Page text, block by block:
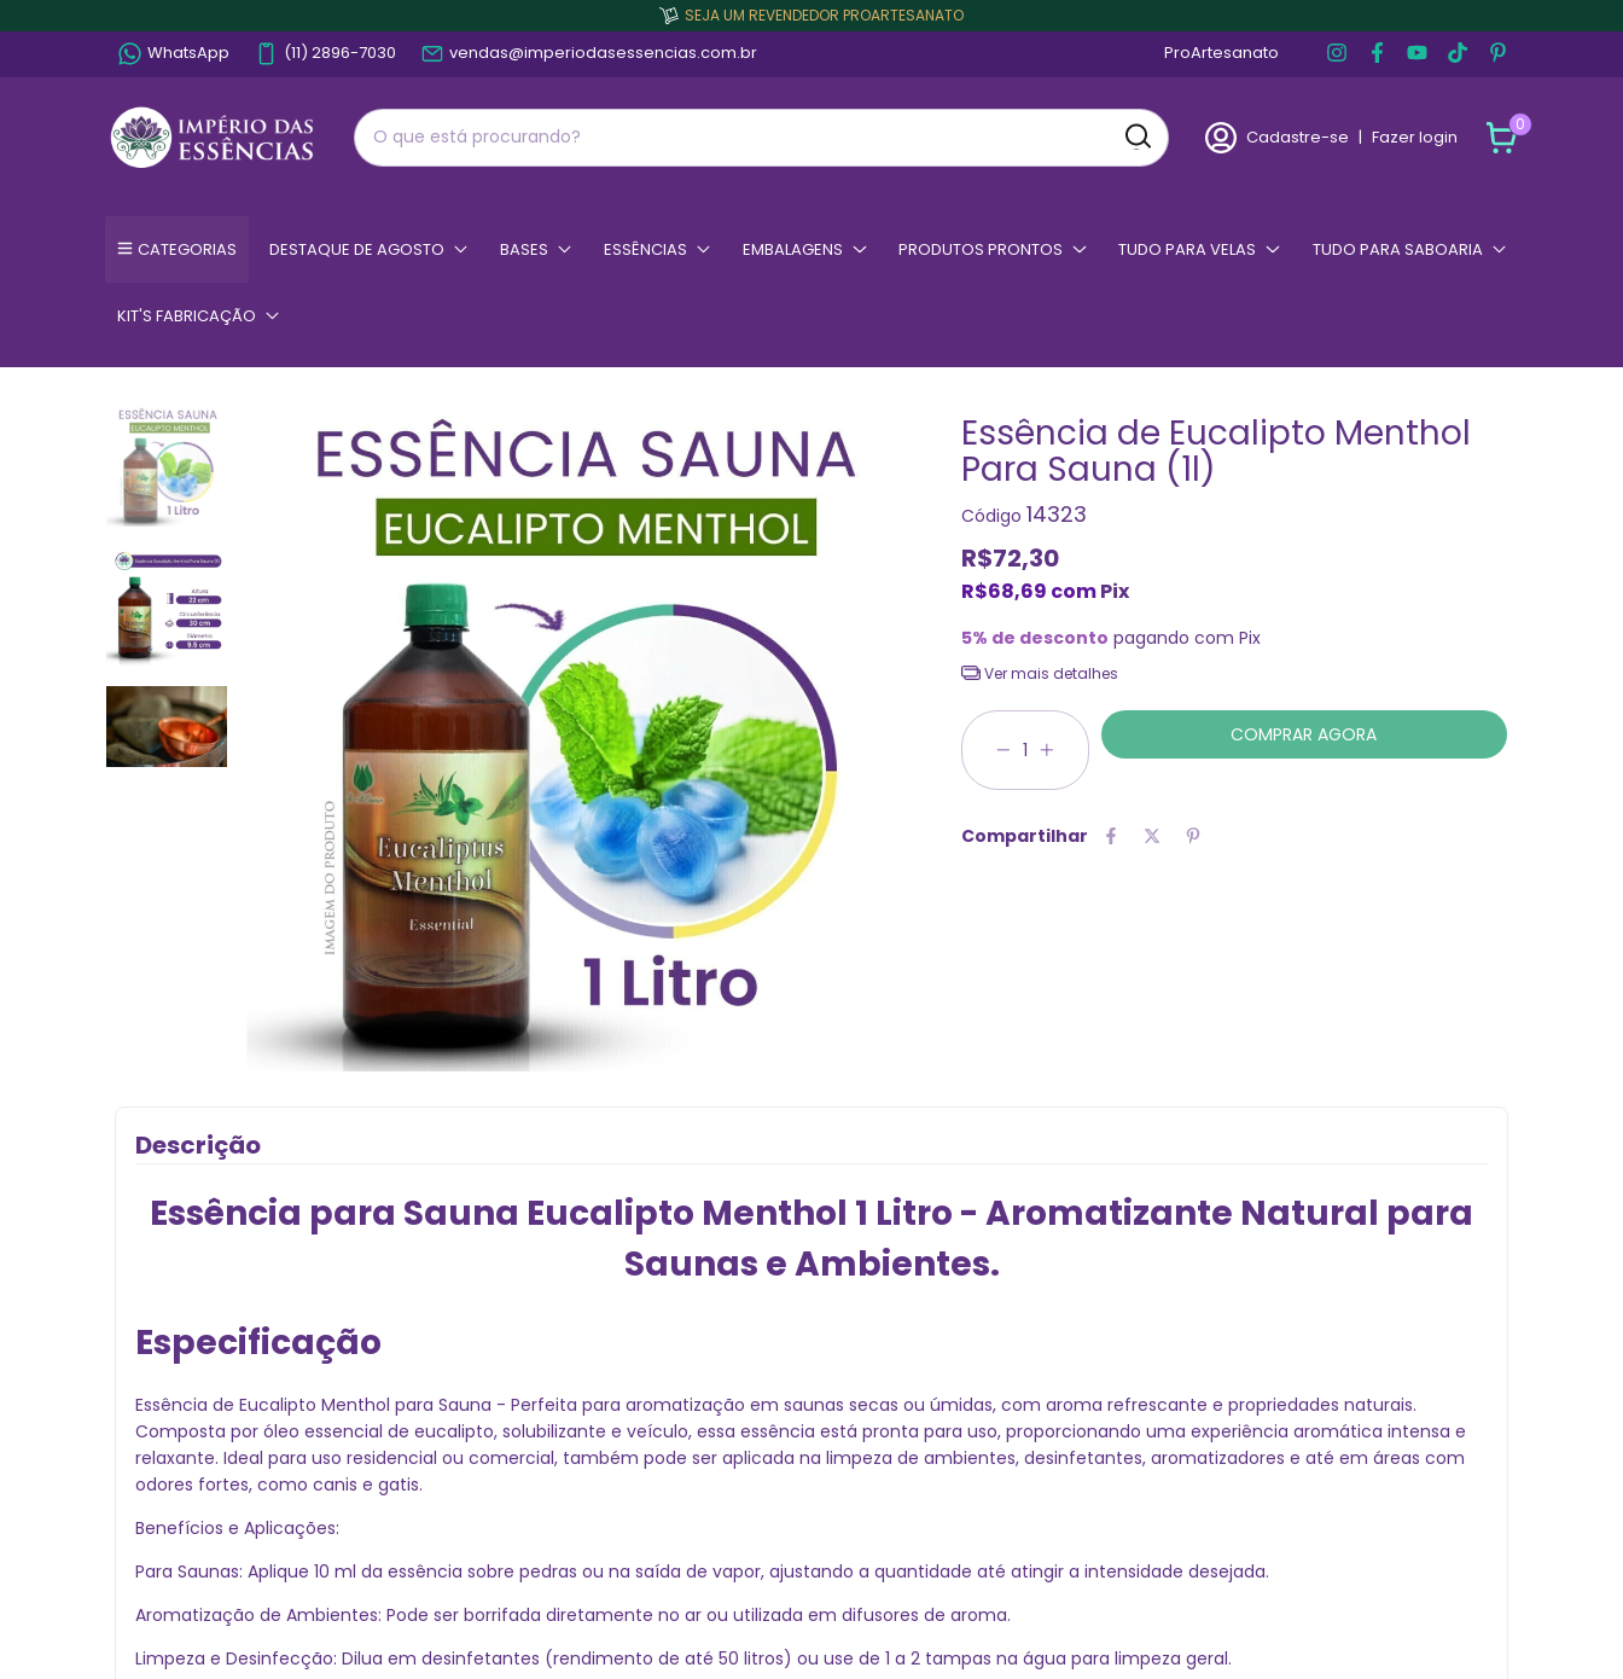
SEJA UM REVENDEDOR PROARTESANATO
WhatsApp (11) 2896-7030 vendas@imperiodasessencias.com.br ProArtesanato
Cadastre-se | Fazer login
0
CATEGORIAS DESTAQUE DE AGOSTO BASES ESSÊNCIAS EMBALAGENS PRODUTOS PRONTOS TUDO PARA VELAS TUDO PARA SABOARIA
KIT'S FABRICAÇÃO
Essência de Eucalipto Menthol
Para Sauna (1l)
Código 14323
R$72,30
R$68,69 comPix
5% de desconto pagando com Pix
Ver mais detalhes
Compartilhar
Descrição
Essência para Sauna Eucalipto Menthol 1 Litro - Aromatizante Natural para
Saunas e Ambientes.
Especificação
Essência de Eucalipto Menthol para Sauna - Perfeita para aromatização em saunas secas ou úmidas, com aroma refrescante e propriedades naturais.
Composta por óleo essencial de eucalipto, solubilizante e veículo, essa essência está pronta para uso, proporcionando uma experiência aromática intensa e
relaxante. Ideal para uso residencial ou comercial, também pode ser aplicada na limpeza de ambientes, desinfetantes, aromatizadores e até em áreas com
odores fortes, como canis e gatis.
Benefícios e Aplicações:
Para Saunas: Aplique 10 ml da essência sobre pedras ou na saída de vapor, ajustando a quantidade até atingir a intensidade desejada.
Aromatização de Ambientes: Pode ser borrifada diretamente no ar ou utilizada em difusores de aroma.
Limpeza e Desinfecção: Dilua em desinfetantes (rendimento de até 50 litros) ou use de 1 a 2 tampas na água para limpeza geral.